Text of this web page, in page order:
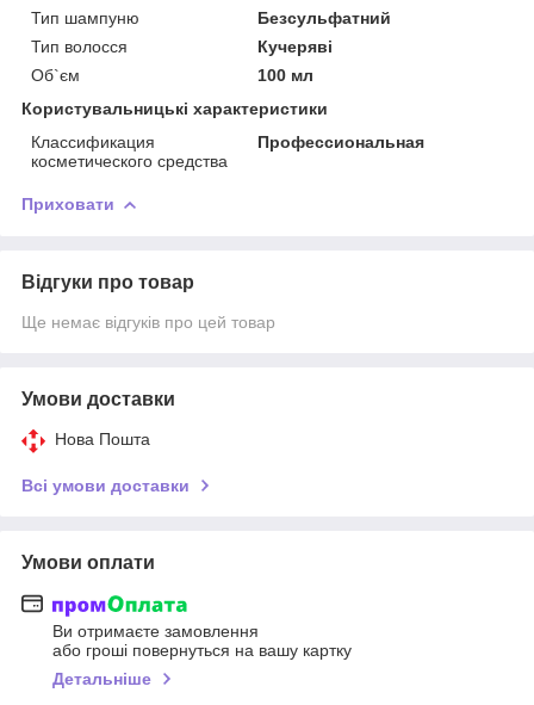
Тип шампуню
Безсульфатний
Тип волосся
Кучеряві
Об`єм
100 мл
Користувальницькі характеристики
Классификация
косметического средства
Профессиональная
Приховати
Відгуки про товар
Ще немає відгуків про цей товар
Умови доставки
Нова Пошта
Всі умови доставки
Умови оплати
Ви отримаєте замовлення
або гроші повернуться на вашу картку
Детальніше